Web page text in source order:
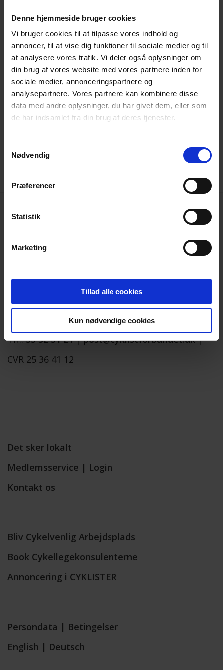
Denne hjemmeside bruger cookies
Vi bruger cookies til at tilpasse vores indhold og
annoncer, til at vise dig funktioner til sociale medier og til
at analysere vores trafik. Vi deler også oplysninger om
din brug af vores website med vores partnere inden for
sociale medier, annonceringspartnere og
analysepartnere. Vores partnere kan kombinere disse
data med andre oplysninger, du har givet dem, eller som
de har indsamlet fra din brug af deres tjenester.
Nødvendig
Præferencer
Statistik
Marketing
Tillad alle cookies
Kun nødvendige cookies
Cykelambassaden og Rambøll
Brugen af byens rum under Covid19 v. Birgitte
Svarre, Gehl Architects
Hvor sundt er det at cykel? En hel del – også for
samfundsøkonomien v. professor Jens Troelsen,
Syddansk Universitet
1362 København K
Tlf.:33 32 31 21| post@cyklistforbundet.dk|
CVR 25 36 41 12
Det sker lokalt
Medlemsservice | Login
Kontakt os
Bliv Cykelvenlig Arbejdsplads
Book Cykellegekonsulenterne
Annoncering i CYKLISTER
Persondata | Betingelser
English | Deutsch